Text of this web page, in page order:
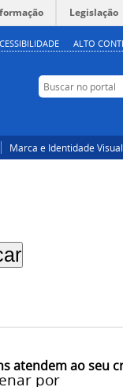
Legislação
ALTO
Buscar no portal
Marca e Identidade Visual
atendem ao seu
por